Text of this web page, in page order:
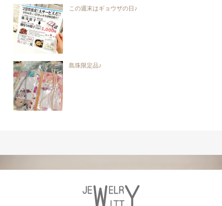
この週末はギョウザの日♪
島珠限定品♪